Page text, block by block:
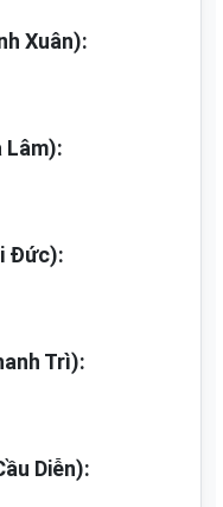
Xuân):
Lâm):
Đức):
Trì):
Diễn):